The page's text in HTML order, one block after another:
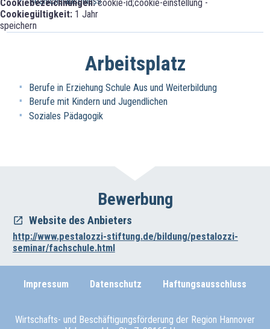
Cookiebezeichnungen:cookie-id;cookie-einstellung -
Cookiegültigkeit: 1 Jahr
speichern
Arbeitsplatz
Berufe in Erziehung Schule Aus und Weiterbildung
Berufe mit Kindern und Jugendlichen
Soziales Pädagogik
Bewerbung
Website des Anbieters
http://www.pestalozzi-stiftung.de/bildung/pestalozzi-
seminar/fachschule.html
Impressum Datenschutz Haftungsausschluss
Wirtschafts- und Beschäftigungsförderung der Region Hannover